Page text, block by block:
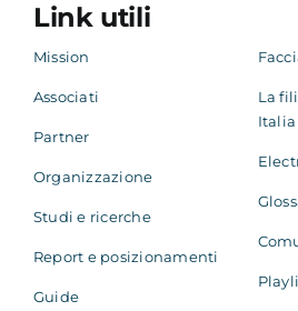
Link utili
Mission
Associati
Partner
Organizzazione
Studi e ricerche
Report e posizionamenti
Guide
La
Italia